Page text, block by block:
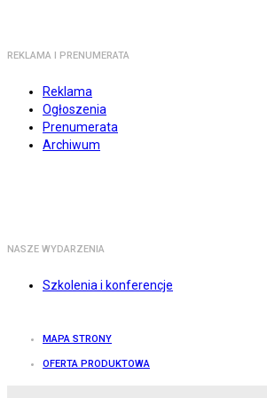
REKLAMA I PRENUMERATA
Reklama
Ogłoszenia
Prenumerata
Archiwum
NASZE WYDARZENIA
Szkolenia i konferencje
MAPA STRONY
OFERTA PRODUKTOWA